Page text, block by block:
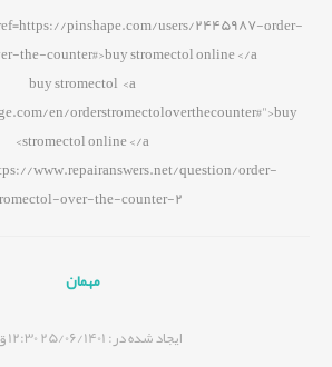
pinshape.com/users/2445987-order-
the-counter#>buy stromectol online </a>
buy stromectol <a
en/orderstromectoloverthecounter#">buy
stromectol online </a>
www.repairanswers.net/question/order-
over-the-counter-2/
مهمان
ایجاد شده در:25/06/1401 12:30 ق.ظ